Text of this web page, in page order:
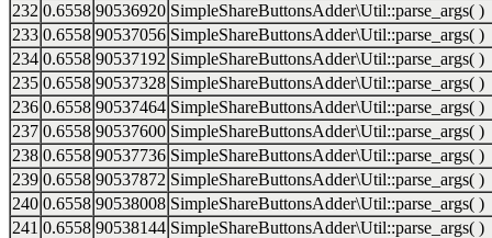
232 0.6558 90536920 SimpleShareButtonsAdder\Util::parse_args( )
233 0.6558 90537056 SimpleShareButtonsAdder\Util::parse_args( )
234 0.6558 90537192 SimpleShareButtonsAdder\Util::parse_args( )
235 0.6558 90537328 SimpleShareButtonsAdder\Util::parse_args( )
236 0.6558 90537464 SimpleShareButtonsAdder\Util::parse_args( )
237 0.6558 90537600 SimpleShareButtonsAdder\Util::parse_args( )
238 0.6558 90537736 SimpleShareButtonsAdder\Util::parse_args( )
239 0.6558 90537872 SimpleShareButtonsAdder\Util::parse_args( )
240 0.6558 90538008 SimpleShareButtonsAdder\Util::parse_args( )
241 0.6558 90538144 SimpleShareButtonsAdder\Util::parse_args( )